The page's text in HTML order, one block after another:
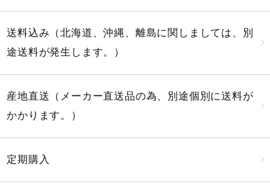
送料込み（北海道、沖縄、離島に関しましては、別
途送料が発生します。）
産地直送（メーカー直送品の為、別途個別に送料が
かかります。）
定期購入